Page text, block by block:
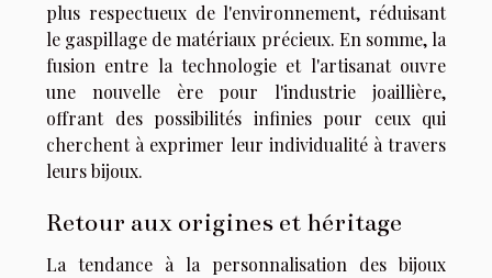
plus respectueux de l'environnement, réduisant
le gaspillage de matériaux précieux. En somme, la
fusion entre la technologie et l'artisanat ouvre
une nouvelle ère pour l'industrie joaillière,
offrant des possibilités infinies pour ceux qui
cherchent à exprimer leur individualité à travers
leurs bijoux.
Retour aux origines et héritage
La tendance à la personnalisation des bijoux